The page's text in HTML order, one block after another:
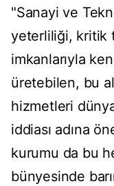
"Sanayi ve
yeterliliği, kritik
imkanlarıyla
üretebilen, bu
hizmetleri
iddiası adına
kurumu da bu
bünyesinde